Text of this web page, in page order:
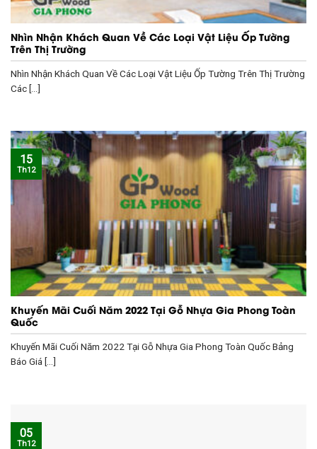
Nhìn Nhận Khách Quan Về Các Loại Vật Liệu Ốp Tường
Trên Thị Trường
Nhìn Nhận Khách Quan Về Các Loại Vật Liệu Ốp Tường Trên Thị Trường
Các [...]
Khuyến Mãi Cuối Năm 2022 Tại Gỗ Nhựa Gia Phong Toàn
Quốc
Khuyến Mãi Cuối Năm 2022 Tại Gỗ Nhựa Gia Phong Toàn Quốc Bảng
Báo Giá [...]
15
Th12
05
Th12